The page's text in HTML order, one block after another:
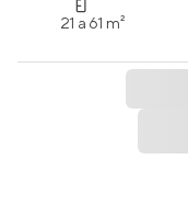
21 a 61 m²